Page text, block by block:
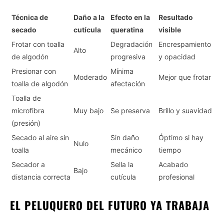
Técnica de
secado
Daño a la
cutícula
Efecto en la
queratina
Resultado
visible
Frotar con toalla
de algodón
Alto
Degradación
progresiva
Encrespamiento
y opacidad
Presionar con
toalla de algodón
Moderado
Mínima
afectación
Mejor que frotar
Toalla de
microfibra
(presión)
Muy bajo Se preserva Brillo y suavidad
Secado al aire sin
toalla
Nulo
Sin daño
mecánico
Óptimo si hay
tiempo
Secador a
distancia correcta
Bajo
Sella la
cutícula
Acabado
profesional
EL PELUQUERO DEL FUTURO YA TRABAJA